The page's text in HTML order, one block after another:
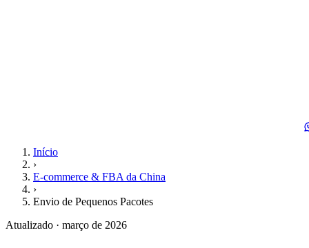
Início
›
E-commerce & FBA da China
›
Envio de Pequenos Pacotes
Atualizado · março de 2026